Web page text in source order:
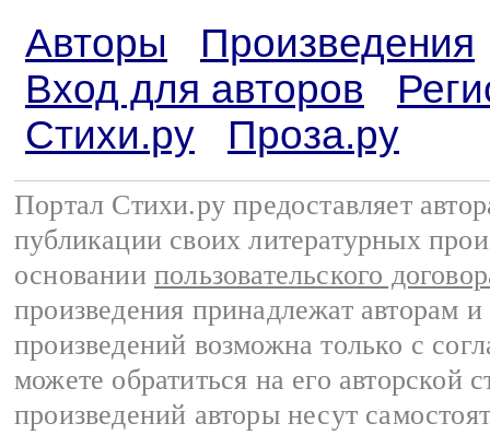
Авторы
Произведения
Вход для авторов
Стихи.ру
Проза.ру
Портал Стихи.ру предоставляет
публикации своих литературных
основании пользовательского
произведения принадлежат авторам
произведений возможна только с
можете обратиться на его авторской
произведений авторы несут